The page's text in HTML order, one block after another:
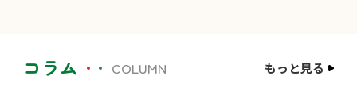
コラム COLUMN もっと見る